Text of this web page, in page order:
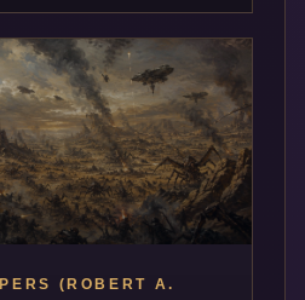
(ROBERT A.